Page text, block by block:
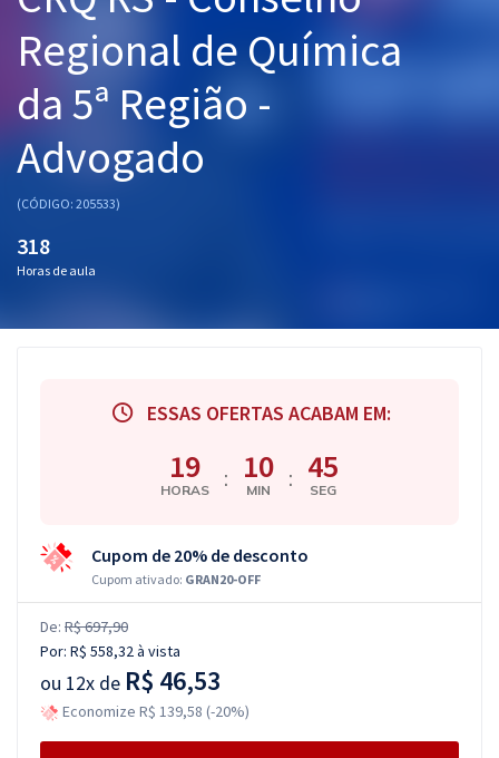
Graduação
Mentorias
Conteúdo gratuito
Atendimento
Regional de Química
da 5ª Região -
Advogado
(CÓDIGO: 205533)
318
Horas de aula
ESSAS OFERTAS ACABAM EM:
19
HORAS : 10
MIN : 44
SEG
Cupom de 20% de desconto
Cupom ativado: GRAN20-OFF
De: R$ 697,90
Por: R$ 558,32à vista
ou 12x de R$ 46,53
Economize R$ 139,58 (-20%)